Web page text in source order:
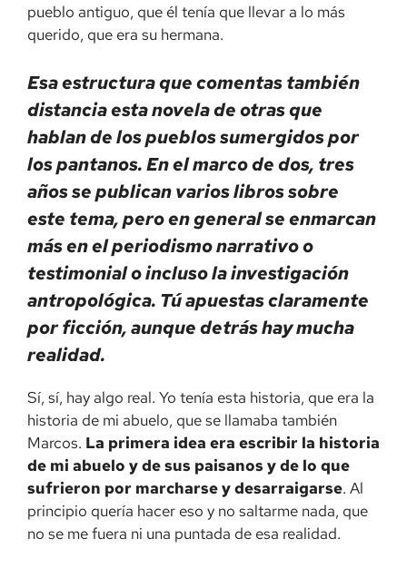
pueblo antiguo, que él tenía que llevar a lo más
querido, que era su hermana.
Esa estructura que comentas también
distancia esta novela de otras que
hablan de los pueblos sumergidos por
los pantanos. En el marco de dos, tres
años se publican varios libros sobre
este tema, pero en general se enmarcan
más en el periodismo narrativo o
testimonial o incluso la investigación
antropológica. Tú apuestas claramente
por ficción, aunque detrás hay mucha
realidad.
Sí, sí, hay algo real. Yo tenía esta historia, que era la
historia de mi abuelo, que se llamaba también
Marcos. La primera idea era escribir la historia
de mi abuelo y de sus paisanos y de lo que
sufrieron por marcharse y desarraigarse. Al
principio quería hacer eso y no saltarme nada, que
no se me fuera ni una puntada de esa realidad.